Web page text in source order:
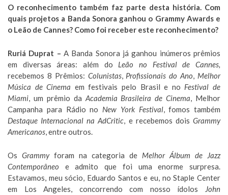
O reconhecimento também faz parte desta história. Com
quais projetos a Banda Sonora ganhou o Grammy Awards e
o Leão de Cannes? Como foi receber este reconhecimento?
Ruriá Duprat – A Banda Sonora já ganhou inúmeros prêmios
em diversas áreas: além do Leão no Festival de Cannes,
recebemos 8 Prêmios: Colunistas, Profissionais do Ano, Melhor
Música de Cinema em festivais pelo Brasil e no Festival de
Miami, um prêmio da Academia Brasileira de Cinema, Melhor
Campanha para Rádio no New York Festival, fomos também
Destaque Internacional na AdCritic, e recebemos doisGrammy
Americanos, entre outros.
Os Grammyforam na categoria de Melhor Álbum de Jazz
Contemporâneo e admito que foi uma enorme surpresa.
Estavamos, meu sócio, Eduardo Santos e eu, no Staple Center
em Los Angeles, concorrendo com nosso ídolos
John